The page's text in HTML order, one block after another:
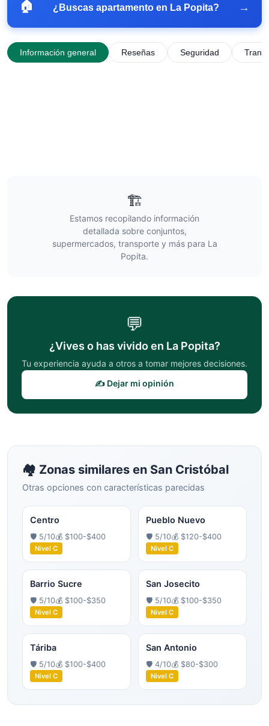
🏠 ¿Buscas apartamento en La Popita? →
Información general Reseñas Seguridad
🏗️
Estamos recopilando información
detallada sobre conjuntos,
supermercados, transporte y más para La
Popita.
💬
¿Vives o has vivido en La Popita?
Tu experiencia ayuda a otros a tomar mejores decisiones.
✍️ Dejar mi opinión
🏘️ Zonas similares en San Cristóbal
Otras opciones con características parecidas
Centro
🛡️ 5/10💰 $100-$400
Nivel C
Pueblo Nuevo
🛡️ 5/10💰 $120-$400
Nivel C
Barrio Sucre
🛡️ 5/10💰 $100-$350
Nivel C
San Josecito
🛡️ 5/10💰 $100-$350
Nivel C
Táriba
🛡️ 5/10💰 $100-$400
Nivel C
San Antonio
🛡️ 4/10💰 $80-$300
Nivel C